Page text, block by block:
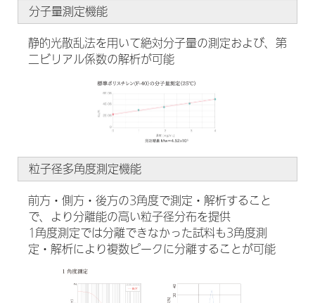
分子量測定機能
静的光散乱法を用いて絶対分子量の測定および、第
二ビリアル係数の解析が可能
粒子径多角度測定機能
前方・側方・後方の3角度で測定・解析すること
で、より分離能の高い粒子径分布を提供
1角度測定では分離できなかった試料も3角度測
定・解析により複数ピークに分離することが可能